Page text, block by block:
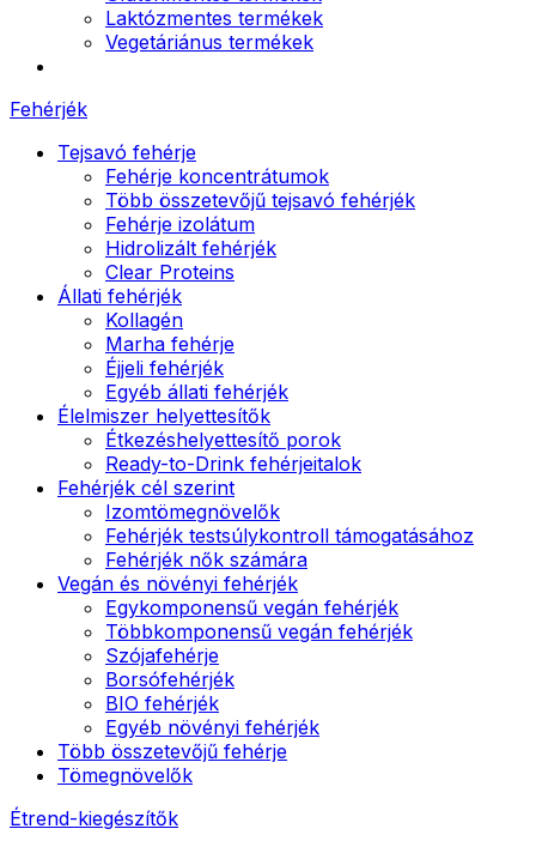
Laktózmentes termékek
Vegetáriánus termékek
Fehérjék
Tejsavó fehérje
Fehérje koncentrátumok
Több összetevőjű tejsavó fehérjék
Fehérje izolátum
Hidrolizált fehérjék
Clear Proteins
Állati fehérjék
Kollagén
Marha fehérje
Éjjeli fehérjék
Egyéb állati fehérjék
Élelmiszer helyettesítők
Étkezéshelyettesítő porok
Ready-to-Drink fehérjeitalok
Fehérjék cél szerint
Izomtömegnövelők
Fehérjék testsúlykontroll támogatásához
Fehérjék nők számára
Vegán és növényi fehérjék
Egykomponensű vegán fehérjék
Többkomponensű vegán fehérjék
Szójafehérje
Borsófehérjék
BIO fehérjék
Egyéb növényi fehérjék
Több összetevőjű fehérje
Tömegnövelők
Étrend-kiegészítők